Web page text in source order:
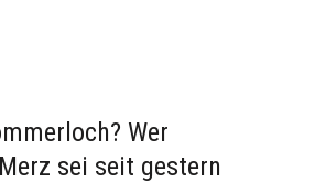
Wer
sei seit gestern